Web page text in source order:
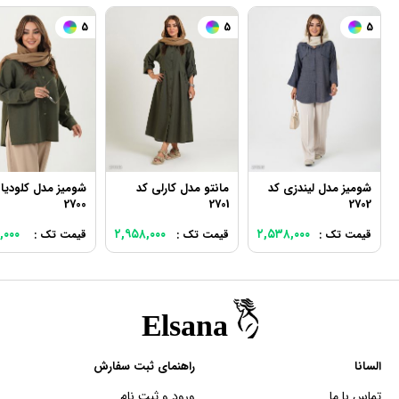
5
شومیز مدل لیندزی کد
2702
قیمت تک : ۲,۵۳۸,۰۰۰
5
مانتو مدل کارلی کد
2701
قیمت تک : ۲,۹۵۸,۰۰۰
5
شومیز مدل
2700
قیمت تک :
السانا راهنمای ثبت سفارش